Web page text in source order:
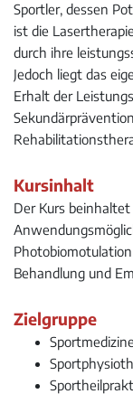
Sportler, dessen
ist die
durch ihre
Jedoch liegt das
Erhalt der
Kursinhalt
Der Kurs
Behandlung und
Zielgruppe